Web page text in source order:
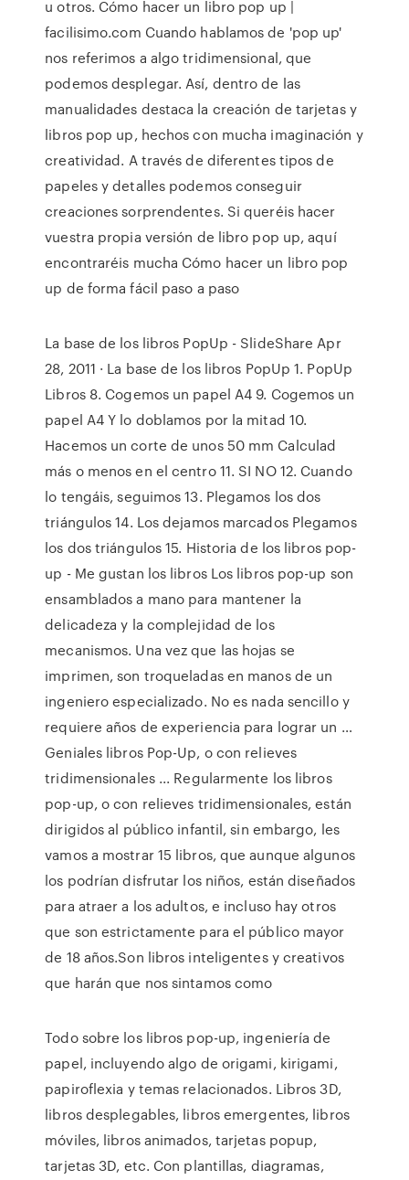
u otros. Cómo hacer un libro pop up |
facilisimo.com Cuando hablamos de 'pop up'
nos referimos a algo tridimensional, que
podemos desplegar. Así, dentro de las
manualidades destaca la creación de tarjetas y
libros pop up, hechos con mucha imaginación y
creatividad. A través de diferentes tipos de
papeles y detalles podemos conseguir
creaciones sorprendentes. Si queréis hacer
vuestra propia versión de libro pop up, aquí
encontraréis mucha Cómo hacer un libro pop
up de forma fácil paso a paso
La base de los libros PopUp - SlideShare Apr
28, 2011 · La base de los libros PopUp 1. PopUp
Libros 8. Cogemos un papel A4 9. Cogemos un
papel A4 Y lo doblamos por la mitad 10.
Hacemos un corte de unos 50 mm Calculad
más o menos en el centro 11. SI NO 12. Cuando
lo tengáis, seguimos 13. Plegamos los dos
triángulos 14. Los dejamos marcados Plegamos
los dos triángulos 15. Historia de los libros pop-
up - Me gustan los libros Los libros pop-up son
ensamblados a mano para mantener la
delicadeza y la complejidad de los
mecanismos. Una vez que las hojas se
imprimen, son troqueladas en manos de un
ingeniero especializado. No es nada sencillo y
requiere años de experiencia para lograr un …
Geniales libros Pop-Up, o con relieves
tridimensionales ... Regularmente los libros
pop-up, o con relieves tridimensionales, están
dirigidos al público infantil, sin embargo, les
vamos a mostrar 15 libros, que aunque algunos
los podrían disfrutar los niños, están diseñados
para atraer a los adultos, e incluso hay otros
que son estrictamente para el público mayor
de 18 años.Son libros inteligentes y creativos
que harán que nos sintamos como
Todo sobre los libros pop-up, ingeniería de
papel, incluyendo algo de origami, kirigami,
papiroflexia y temas relacionados. Libros 3D,
libros desplegables, libros emergentes, libros
móviles, libros animados, tarjetas popup,
tarjetas 3D, etc. Con plantillas, diagramas,